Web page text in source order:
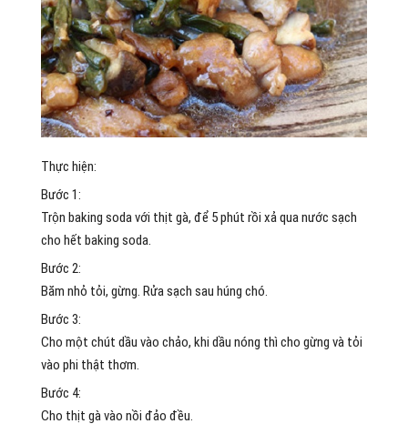
Thực hiện:
Bước 1:
Trộn baking soda với thịt gà, để 5 phút rồi xả qua nước sạch
cho hết baking soda.
Bước 2:
Băm nhỏ tỏi, gừng. Rửa sạch sau húng chó.
Bước 3:
Cho một chút dầu vào chảo, khi dầu nóng thì cho gừng và tỏi
vào phi thật thơm.
Bước 4:
Cho thịt gà vào nồi đảo đều.